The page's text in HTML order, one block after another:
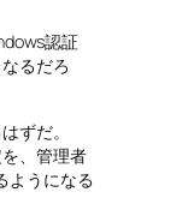
認証
るだろ
ずだ。
、管理者
ようになる